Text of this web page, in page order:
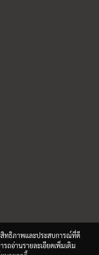
สิทธิภาพและประสบการณ์ที่ดี
รถอ่านรายละเอียดเพิ่มเติม